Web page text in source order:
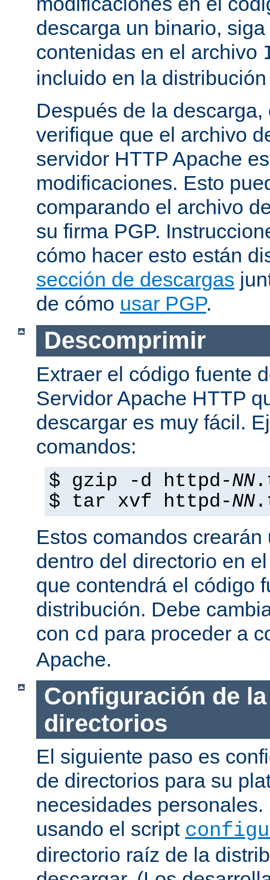
descarga un binario,
contenidas en el archivo
incluido en la distribución
Después de la
verifique que el archivo
servidor HTTP Apache
modificaciones. Esto
comparando el archivo
su firma PGP.
cómo hacer esto están
sección de descargas
de cómo usar PGP.
Descomprimir
Extraer el código fuente
Servidor Apache HTTP
descargar es muy fácil.
comandos:
$ gzip -d httpd-NN
$ tar xvf httpd-NN
Estos comandos
dentro del directorio en
que contendrá el código
distribución. Debe
con cd para proceder a
Apache.
Configuración de
directorios
El siguiente paso es
de directorios para su
necesidades
usando el script
directorio raíz de la